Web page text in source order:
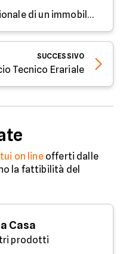
Che cos'è il valore cauzionale di un immobile e come si calcola
SUCCESSIVO
Tecnico Erariale
on lineofferti dalle
la fattibilità del
Casa
prodotti